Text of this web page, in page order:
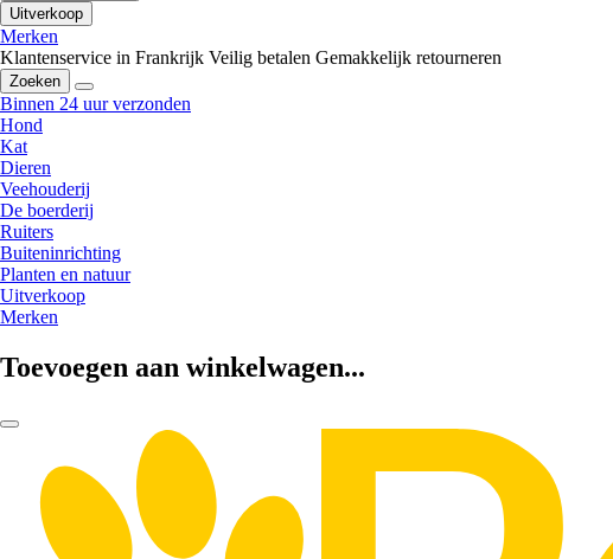
Uitverkoop
Merken
Klantenservice in Frankrijk Veilig betalen Gemakkelijk retourneren
Zoeken
Binnen 24 uur verzonden
Hond
Kat
Dieren
Veehouderij
De boerderij
Ruiters
Buiteninrichting
Planten en natuur
Uitverkoop
Merken
Toevoegen aan winkelwagen...